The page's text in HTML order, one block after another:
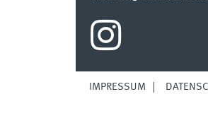
IMPRESSUM